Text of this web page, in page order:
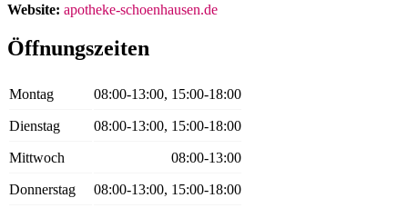
Website: apotheke-schoenhausen.de
Öffnungszeiten
Montag 08:00-13:00, 15:00-18:00
Dienstag 08:00-13:00, 15:00-18:00
Mittwoch 08:00-13:00
Donnerstag 08:00-13:00, 15:00-18:00